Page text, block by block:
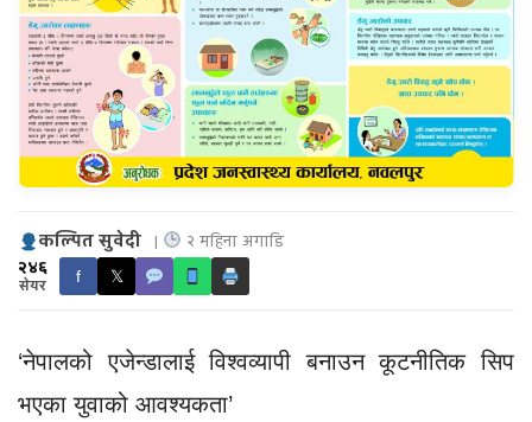
कल्पित सुवेदी | २ महिना अगाडि
२४६
सेयर
f 𝕏
‘नेपालको एजेन्डालाई विश्वव्यापी बनाउन कूटनीतिक सिप
भएका युवाको आवश्यकता’